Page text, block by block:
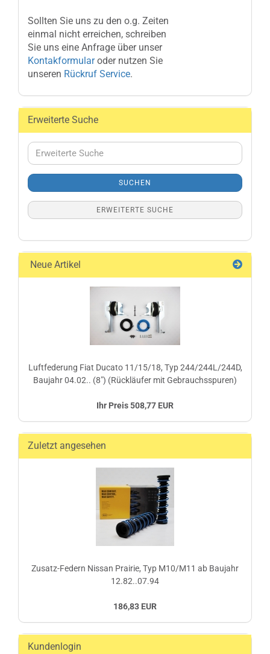
Sollten Sie uns zu den o.g. Zeiten
einmal nicht erreichen, schreiben
Sie uns eine Anfrage über unser
Kontakformularoder nutzen Sie
unseren Rückruf Service.
Erweiterte Suche
Erweiterte
Suche
SUCHEN
ERWEITERTE SUCHE
Neue Artikel
Luftfederung Fiat Ducato 11/15/18, Typ 244/244L/244D,
Baujahr 04.02.. (8") (Rückläufer mit Gebrauchsspuren)
Ihr Preis 508,77 EUR
Zuletzt angesehen
Zusatz-Federn Nissan Prairie, Typ M10/M11 ab Baujahr
12.82..07.94
186,83 EUR
Kundenlogin